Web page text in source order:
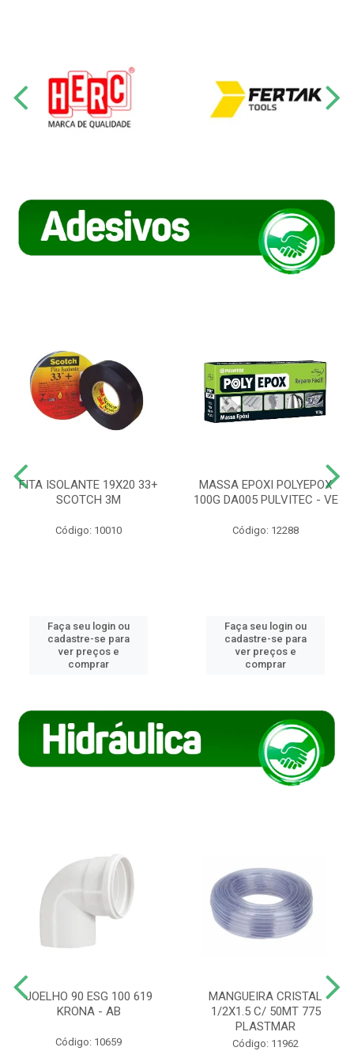
FITA ISOLANTE 19X20 33+
SCOTCH 3M
Código: 10010
Faça seu login ou
cadastre-se para
ver preços e
comprar
MASSA EPOXI POLYEPOX
100G DA005 PULVITEC - VE
Código: 12288
Faça seu login ou
cadastre-se para
ver preços e
comprar
JOELHO 90 ESG 100 619
KRONA - AB
Código: 10659
MANGUEIRA CRISTAL
1/2X1.5 C/ 50MT 775
PLASTMAR
Código: 11962